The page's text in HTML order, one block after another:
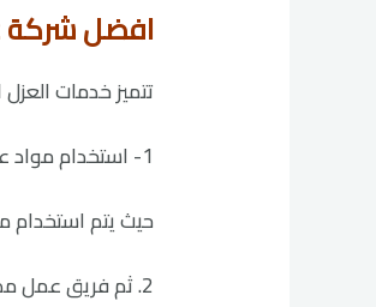
افضل شركة عزل
تتميز خدمات العزل
1- استخدام مواد عزل عالية الجودة:
حيث يتم استخدام
2. ثم فريق عمل مدرب و محترف: